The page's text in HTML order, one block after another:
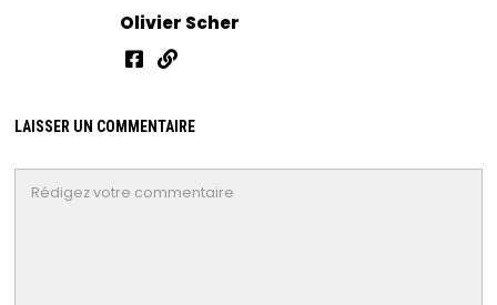
Olivier Scher
LAISSER UN COMMENTAIRE